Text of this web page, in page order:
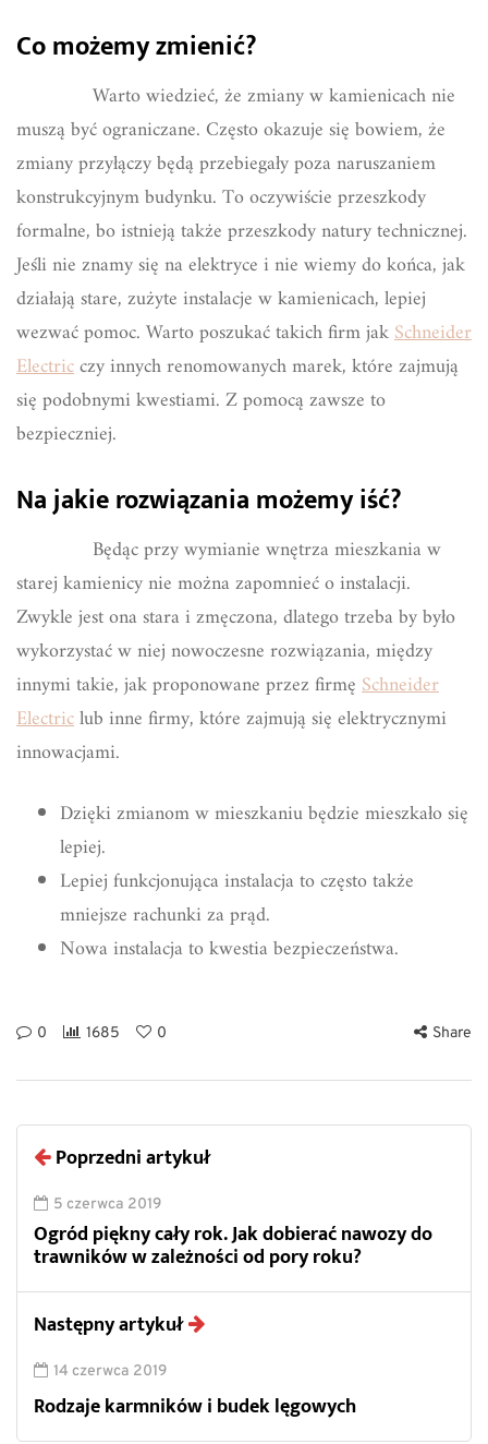
Co możemy zmienić?
Warto wiedzieć, że zmiany w kamienicach nie
muszą być ograniczane. Często okazuje się bowiem, że
zmiany przyłączy będą przebiegały poza naruszaniem
konstrukcyjnym budynku. To oczywiście przeszkody
formalne, bo istnieją także przeszkody natury technicznej.
Jeśli nie znamy się na elektryce i nie wiemy do końca, jak
działają stare, zużyte instalacje w kamienicach, lepiej
wezwać pomoc. Warto poszukać takich firm jakSchneider
Electricczy innych renomowanych marek, które zajmują
się podobnymi kwestiami. Z pomocą zawsze to
bezpieczniej.
Na jakie rozwiązania możemy iść?
Będąc przy wymianie wnętrza mieszkania w
starej kamienicy nie można zapomnieć o instalacji.
Zwykle jest ona stara i zmęczona, dlatego trzeba by było
wykorzystać w niej nowoczesne rozwiązania, między
innymi takie, jak proponowane przez firmęSchneider
Electriclub inne firmy, które zajmują się elektrycznymi
innowacjami.
Dzięki zmianom w mieszkaniu będzie mieszkało się
lepiej.
Lepiej funkcjonująca instalacja to często także
mniejsze rachunki za prąd.
Nowa instalacja to kwestia bezpieczeństwa.
0 1685 0 Share
Poprzedni artykuł
5 czerwca 2019
Ogród piękny cały rok. Jak dobierać nawozy do
trawników w zależności od pory roku?
Następny artykuł
14 czerwca 2019
Rodzaje karmników i budek lęgowych